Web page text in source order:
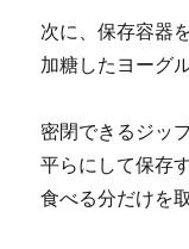
次に、保存容器
加糖したヨーグ
密閉できるジッ
平らにして保存
食べる分だけを